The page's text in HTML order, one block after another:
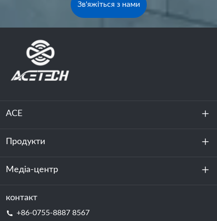
Зв'яжіться з нами
ACE
Про нас
Стійкість
Продукти
Зберігання енергії
Центр обробки даних та серверна кімната
Медіа-центр
Новини
контакт
+86-0755-8887 8567